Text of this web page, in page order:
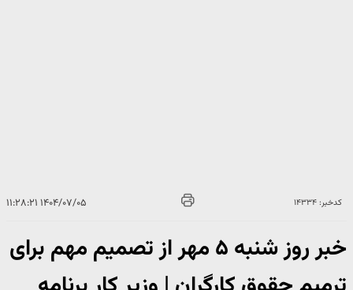
کدخبر: ۱۴۳۳۴ ۱۴۰۴/۰۷/۰۵ ۱۱:۲۸:۲۱
خبر روز شنبه ۵ مهر از تصمیم مهم برای